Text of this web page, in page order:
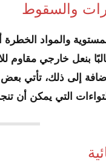
والسقوط
والمواد الخطرة
بنعل خارجي مقاوم
إلى ذلك،
التي يمكن أن